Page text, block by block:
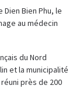
Bien Phu, le
au médecin
du Nord
et la municipalité
près de 200